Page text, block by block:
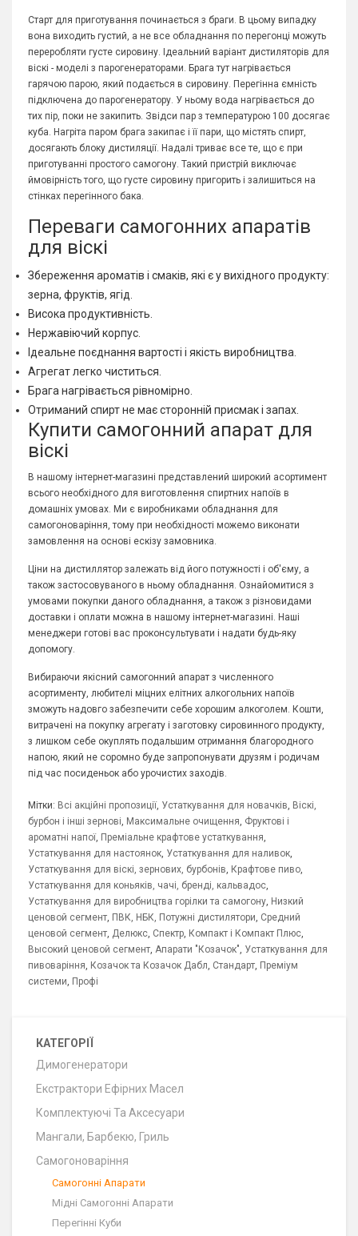
Старт для приготування починається з браги. В цьому випадку
вона виходить густий, а не все обладнання по перегонці можуть
переробляти густе сировину. Ідеальний варіант дистиляторів для
віскі - моделі з парогенераторами. Брага тут нагрівається
гарячою парою, який подається в сировину. Перегінна ємність
підключена до парогенератору. У ньому вода нагрівається до
тих пір, поки не закипить. Звідси пар з температурою 100 досягає
куба. Нагріта паром брага закипає і її пари, що містять спирт,
досягають блоку дистиляції. Надалі триває все те, що є при
приготуванні простого самогону. Такий пристрій виключає
ймовірність того, що густе сировину пригорить і залишиться на
стінках перегінного бака.
Переваги самогонних апаратів
для віскі
Збереження ароматів і смаків, які є у вихідного продукту:
зерна, фруктів, ягід.
Висока продуктивність.
Нержавіючий корпус.
Ідеальне поєднання вартості і якість виробництва.
Агрегат легко чиститься.
Брага нагрівається рівномірно.
Отриманий спирт не має сторонній присмак і запах.
Купити самогонний апарат для
віскі
В нашому інтернет-магазині представлений широкий асортимент
всього необхідного для виготовлення спиртних напоїв в
домашніх умовах. Ми є виробниками обладнання для
самогоноваріння, тому при необхідності можемо виконати
замовлення на основі ескізу замовника.
Ціни на дистиллятор залежать від його потужності і об'єму, а
також застосовуваного в ньому обладнання. Ознайомитися з
умовами покупки даного обладнання, а також з різновидами
доставки і оплати можна в нашому інтернет-магазині. Наші
менеджери готові вас проконсультувати і надати будь-яку
допомогу.
Вибираючи якісний самогонний апарат з численного
асортименту, любителі міцних елітних алкогольних напоїв
зможуть надовго забезпечити себе хорошим алкоголем. Кошти,
витрачені на покупку агрегату і заготовку сировинного продукту,
з лишком себе окуплять подальшим отримання благородного
напою, який не соромно буде запропонувати друзям і родичам
під час посиденьок або урочистих заходів.
Мітки: Всі акційні пропозиції, Устаткування для новачків, Віскі,
бурбон і інші зернові, Максимальне очищення, Фруктові і
ароматні напої, Преміальне крафтове устаткування,
Устаткування для настоянок, Устаткування для наливок,
Устаткування для віскі, зернових, бурбонів, Крафтове пиво,
Устаткування для коньяків, чачі, бренді, кальвадос,
Устаткування для виробництва горілки та самогону, Низкий
ценовой сегмент, ПВК, НБК, Потужні дистилятори, Средний
ценовой сегмент, Делюкс, Спектр, Компакт і Компакт Плюс,
Высокий ценовой сегмент, Апарати "Козачок", Устаткування для
пивоваріння, Козачок та Козачок Дабл, Стандарт, Преміум
системи, Профі
КАТЕГОРІЇ
Димогенератори
Екстрактори Ефірних Масел
Комплектуючі Та Аксесуари
Мангали, Барбекю, Гриль
Самогоноваріння
Cамогонні Апарати
Мідні Самогонні Апарати
Перегінні Куби